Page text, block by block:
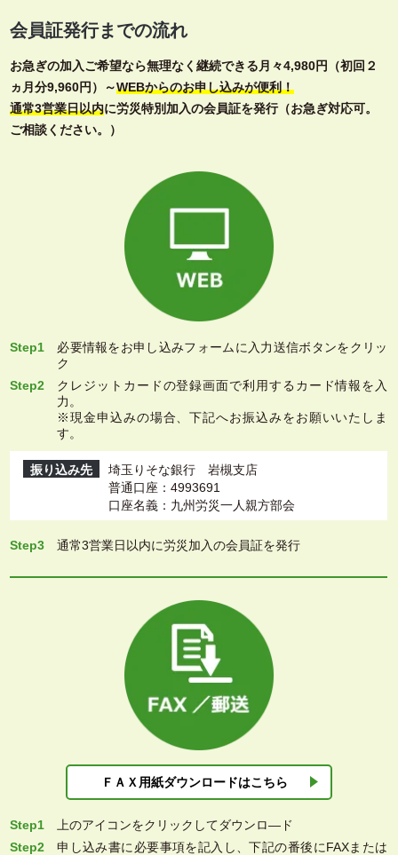
会員証発行までの流れ
お急ぎの加入ご希望なら無理なく継続できる月々4,980円（初回２
ヵ月分9,960円）～WEBからのお申し込みが便利！
通常3営業日以内に労災特別加入の会員証を発行（お急ぎ対応可。
ご相談ください。）
Step1
必要情報をお申し込みフォームに入力送信ボタンをクリッ
ク
Step2
クレジットカードの登録画面で利用するカード情報を入
力。
※現金申込みの場合、下記へお振込みをお願いいたしま
す。
振り込み先
埼玉りそな銀行 岩槻支店
普通口座：4993691
口座名義：九州労災一人親方部会
Step3 通常3営業日以内に労災加入の会員証を発行
ＦＡＸ用紙ダウンロードはこちら
Step1 上のアイコンをクリックしてダウンロ―ド
Step2
申し込み書に必要事項を記入し、下記の番後にFAXまたは